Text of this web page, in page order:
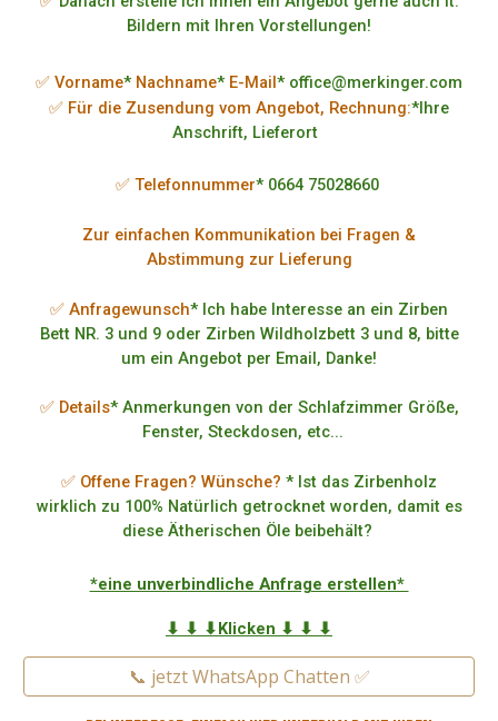
Bildern mit Ihren Vorstellungen!
✅ Vorname* Nachname* E-Mail* office@merkinger.com
✅ Für die Zusendung vom Angebot, Rechnung:*Ihre
Anschrift, Lieferort
✅ Telefonnummer* 0664 75028660
Zur einfachen Kommunikation bei Fragen &
Abstimmung zur Lieferung
✅ Anfragewunsch* Ich habe Interesse an ein Zirben
Bett NR. 3 und 9 oder Zirben Wildholzbett 3 und 8, bitte
um ein Angebot per Email, Danke!
✅ Details* Anmerkungen von der Schlafzimmer Größe,
Fenster, Steckdosen, etc...
✅ Offene Fragen? Wünsche? * Ist das Zirbenholz
wirklich zu 100% Natürlich getrocknet worden, damit es
diese Ätherischen Öle beibehält?
*eine unverbindliche Anfrage erstellen*
⬇ ⬇ ⬇Klicken ⬇ ⬇ ⬇
📞 jetzt WhatsApp Chatten ✅